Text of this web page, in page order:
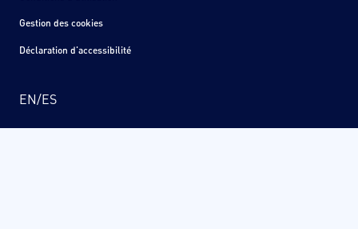
EN/ES
Gestion des cookies
Déclaration d'accessibilité